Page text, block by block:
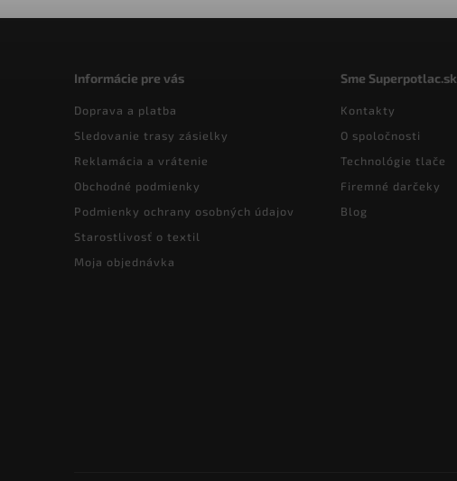
Informácie pre vás
Doprava a platba
Sledovanie trasy zásielky
Reklamácia a vrátenie
Obchodné podmienky
Podmienky ochrany osobných údajov
Starostlivosť o textil
Moja objednávka
Sme Superpotlac.sk
Kontakty
O spoločnosti
Technológie tlače
Firemné darčeky
Blog